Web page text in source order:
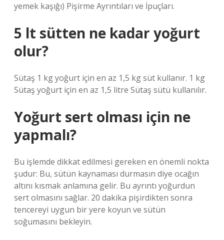
yemek kaşığı) Pişirme Ayrıntıları ve İpuçları.
5 lt sütten ne kadar yoğurt
olur?
Sütaş 1 kg yoğurt için en az 1,5 kg süt kullanır. 1 kg
Sütaş yoğurt için en az 1,5 litre Sütaş sütü kullanılır.
Yoğurt sert olması için ne
yapmalı?
Bu işlemde dikkat edilmesi gereken en önemli nokta
şudur: Bu, sütün kaynaması durmasın diye ocağın
altını kısmak anlamına gelir. Bu ayrıntı yoğurdun
sert olmasını sağlar. 20 dakika pişirdikten sonra
tencereyi uygun bir yere koyun ve sütün
soğumasını bekleyin.